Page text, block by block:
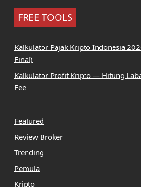
FREE TOOLS
Kalkulator Pajak Kripto Indonesia
Final)
Kalkulator Profit Kripto — Hitung
Fee
Featured
Review Broker
Trending
Pemula
Kripto